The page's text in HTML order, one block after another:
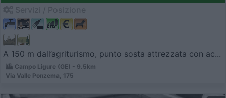
A 150 m dall’agriturismo, punto sosta attrezzata con ac...
Campo Ligure (GE) - 9.5km
Via Valle Ponzema, 175